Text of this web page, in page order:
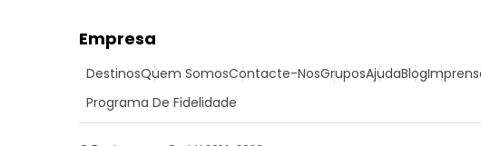
Empresa
DestinosQuem SomosContacte-NosGruposAjudaBlog
Programa De Fidelidade